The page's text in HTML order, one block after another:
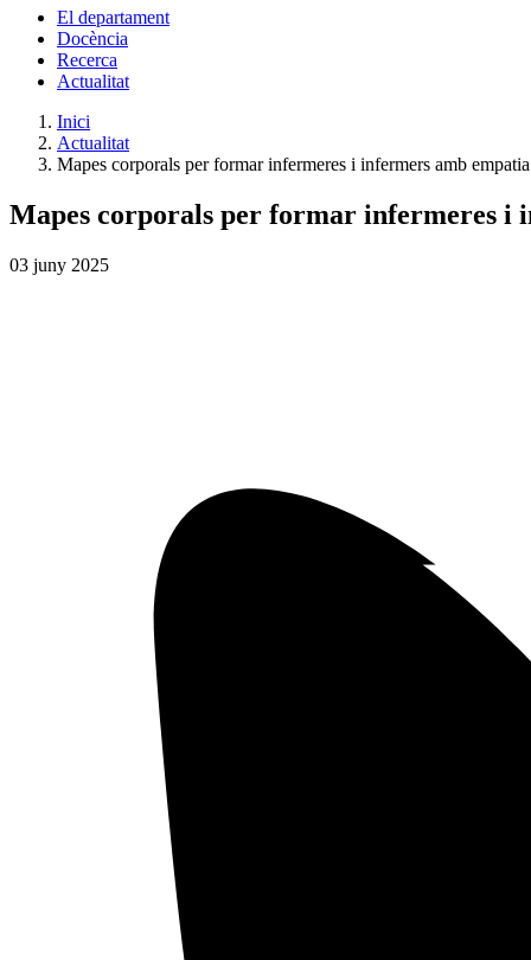
El departament
Docència
Recerca
Actualitat
Inici
Actualitat
Mapes corporals per formar infermeres i infermers amb
Mapes corporals per formar infermeres i
03 juny 2025